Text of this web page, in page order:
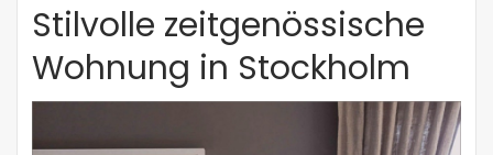
Stilvolle zeitgenössische
Wohnung in Stockholm